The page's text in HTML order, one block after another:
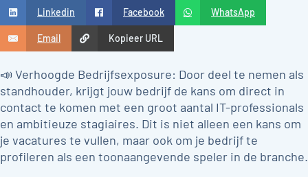
Linkedin Facebook WhatsApp
Email Kopieer URL
📣 Verhoogde Bedrijfsexposure: Door deel te nemen als
standhouder, krijgt jouw bedrijf de kans om direct in
contact te komen met een groot aantal IT-professionals
en ambitieuze stagiaires. Dit is niet alleen een kans om
je vacatures te vullen, maar ook om je bedrijf te
profileren als een toonaangevende speler in de branche.